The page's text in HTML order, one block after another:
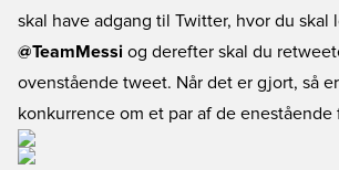
skal have adgang til Twitter, hvor du skal
@TeamMessi og derefter skal du
ovenstående tweet. Når det er gjort, så
konkurrence om et par af de enestående